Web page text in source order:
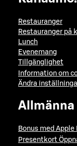
Restauranger
Restauranger på
Lunch
Evenemang
Tillgänglighet
Information om
Ändra
Bonus med Apple
Presentkort